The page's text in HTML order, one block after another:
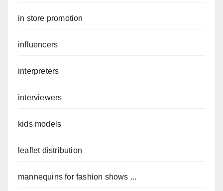
in store promotion
influencers
interpreters
interviewers
kids models
leaflet distribution
mannequins for fashion shows ...